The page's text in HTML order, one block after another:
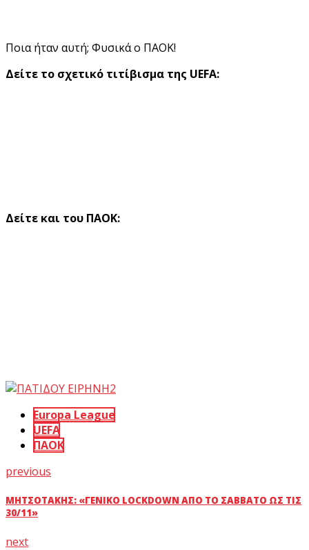
Ποια ήταν αυτή; Φυσικά ο ΠΑΟΚ!
Δείτε το σχετικό τιτίβισμα της UEFA:
Δείτε και του ΠΑΟΚ:
Europa League
UEFA
ΠΑΟΚ
previous
ΜΗΤΣΟΤΆΚΗΣ: «ΓΕΝΙΚΌ LOCKDOWN ΑΠΌ ΤΟ ΣΆΒΒΑΤΟ ΩΣ ΤΙΣ
30/11»
next